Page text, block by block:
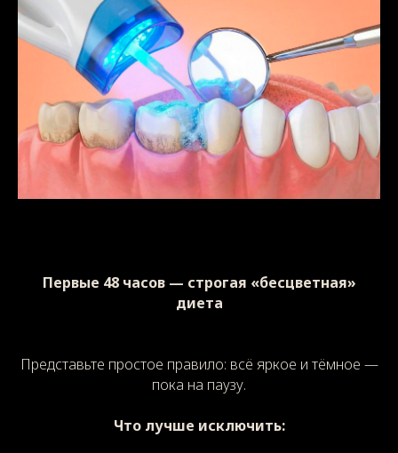
Первые 48 часов — строгая «бесцветная»
диета
Представьте простое правило: всё яркое и тёмное —
пока на паузу.
Что лучше исключить: